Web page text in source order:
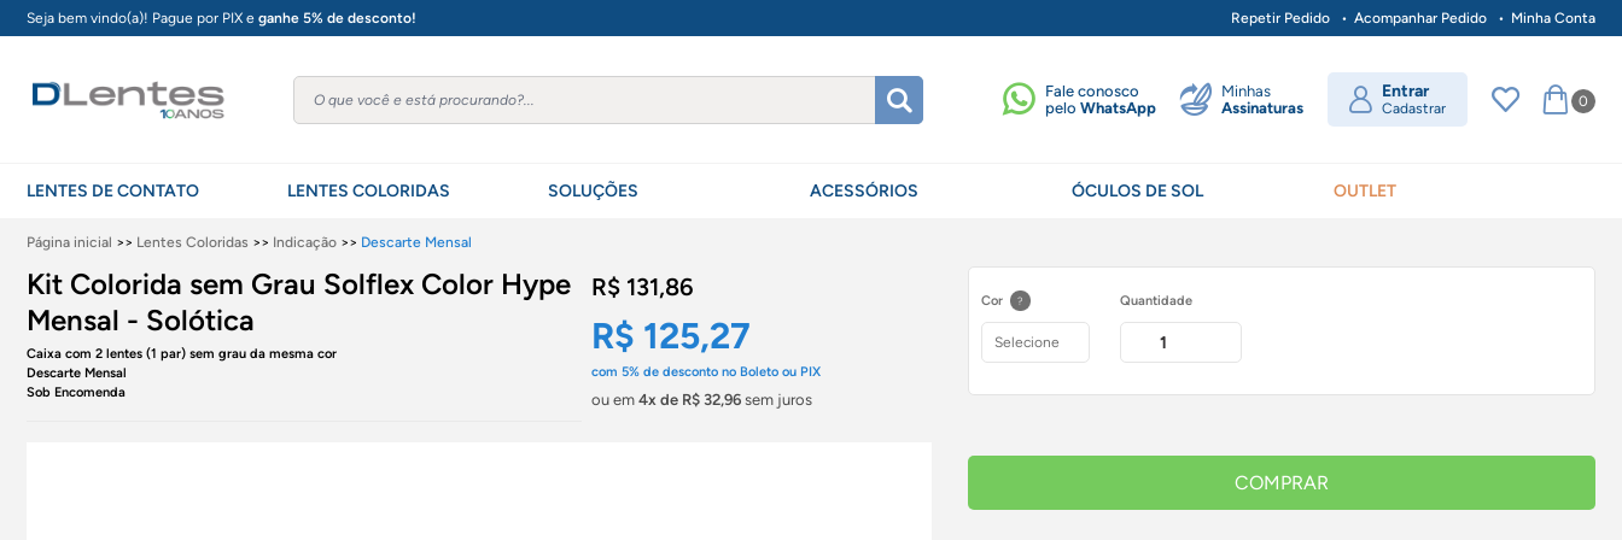
Seja bem vindo(a)! Pague por PIX e ganhe 5% de desconto! Repetir Pedido Acompanhar Pedido Minha Conta
0
Entrar
Cadastrar
Minhas
Assinaturas
Fale conosco
pelo WhatsApp
LENTES DE CONTATO LENTES COLORIDAS SOLUÇÕES ACESSÓRIOS ÓCULOS DE SOL OUTLET
Página inicial >> Lentes Coloridas >> Indicação >> Descarte Mensal
Kit Colorida sem Grau Solflex Color Hype
Mensal - Solótica
Caixa com 2 lentes (1 par) sem grau da mesma cor
Descarte Mensal
Sob Encomenda
R$ 131,86
R$ 125,27
com 5% de desconto no Boleto ou PIX
ou em 4x de R$ 32,96sem juros
Cor ? Quantidade
COMPRAR